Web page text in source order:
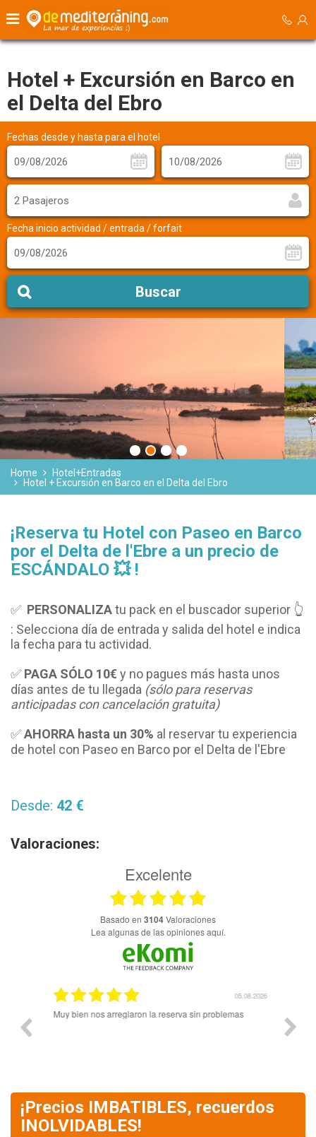
Hotel + Excursión en Barco en
el Delta del Ebro
Fechas desde y hasta para el hotel
2 Pasajeros
Fecha inicio actividad / entrada / forfait
Buscar
Home
Hotel+Entradas
Hotel + Excursión en Barco en el Delta del Ebro
¡Reserva tu Hotel con Paseo en Barco
por el Delta de l'Ebre a un precio de
ESCÁNDALO 💥 !
✅ PERSONALIZAtu pack en el buscador superior 👆
: Selecciona día de entrada y salida del hotel e indica
la fecha para tu actividad.
✅ PAGA SÓLO 10€ y no pagues más hasta unos
días antes de tu llegada (sólo para reservas
anticipadas con cancelación gratuita)
✅AHORRA hasta un 30% al reservar tu experiencia
de hotel con Paseo en Barco por el Delta de l'Ebre
Desde: 42 €
Valoraciones:
Excelente
basado en 3104Valoraciones
Lea algunas de las opiniones aquí.
05.08.2026
Muy bien nos arreglaron la reserva sin problemas
reserva
¡Precios IMBATIBLES, recuerdos
INOLVIDABLES!